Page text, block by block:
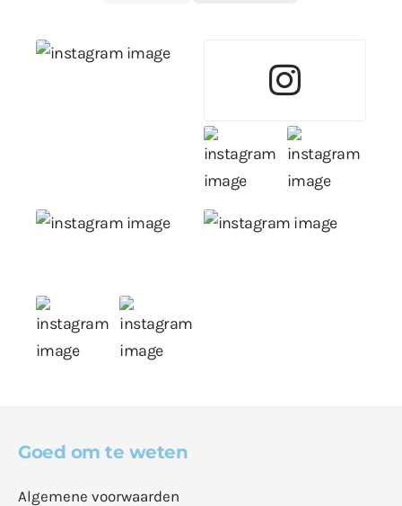
Goed om te weten
Algemene voorwaarden